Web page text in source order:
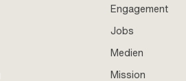
Engagement
Jobs
Medien
Mission